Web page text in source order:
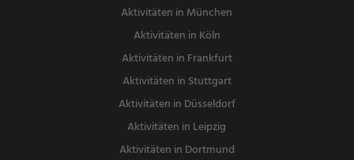
Aktivitäten in München
Aktivitäten in Köln
Aktivitäten in Frankfurt
Aktivitäten in Stuttgart
Aktivitäten in Düsseldorf
Aktivitäten in Leipzig
Aktivitäten in Dortmund